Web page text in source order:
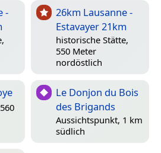
-
26km Lausanne -
Estavayer 21km
historische Stätte,
550 Meter
nordöstlich
Le Donjon du Bois
des Brigands
Aussichtspunkt, 1 km
südlich